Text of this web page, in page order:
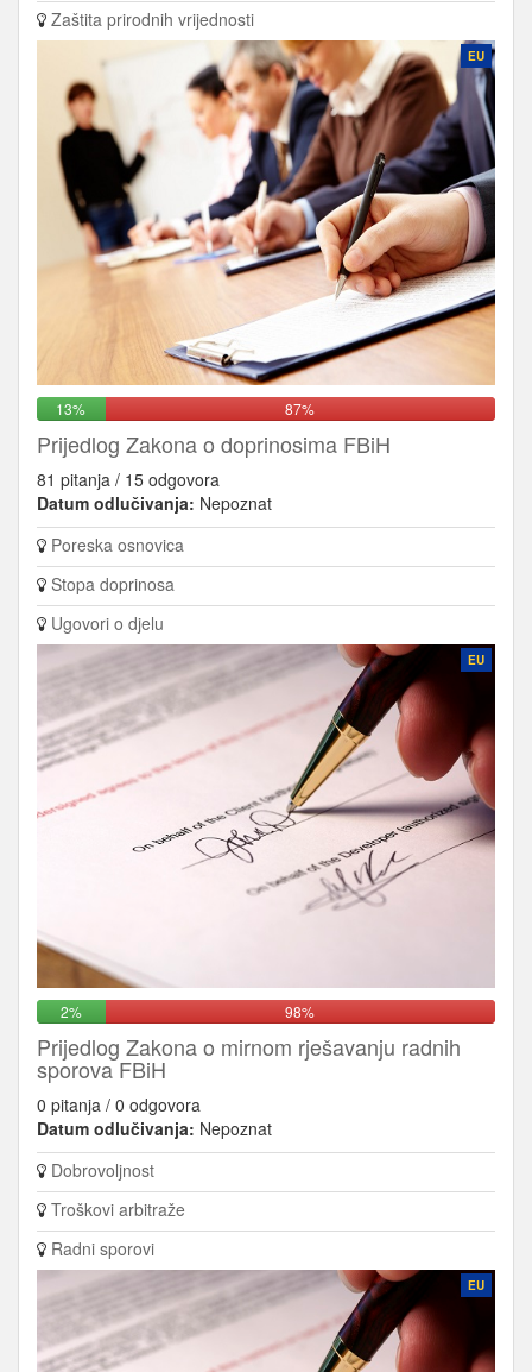
Zaštita prirodnih vrijednosti
EU
13% 87%
Prijedlog Zakona o doprinosima FBiH
81 pitanja / 15 odgovora
Datum odlučivanja: Nepoznat
Poreska osnovica
Stopa doprinosa
Ugovori o djelu
EU
2% 98%
Prijedlog Zakona o mirnom rješavanju radnih
sporova FBiH
0 pitanja / 0 odgovora
Datum odlučivanja: Nepoznat
Dobrovoljnost
Troškovi arbitraže
Radni sporovi
EU